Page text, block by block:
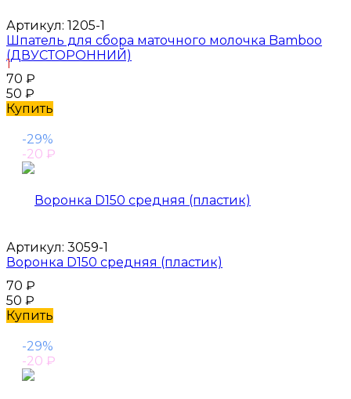
Артикул: 1205-1
Шпатель для сбора маточного молочка Bamboo
(ДВУСТОРОННИЙ)
1
70 ₽
50 ₽
Купить
-29%
-20 ₽
Артикул: 3059-1
Воронка D150 средняя (пластик)
70 ₽
50 ₽
Купить
-29%
-20 ₽